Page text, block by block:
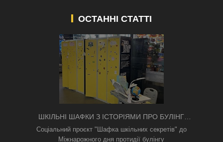
ОСТАННІ СТАТТІ
ШКІЛЬНІ ШАФКИ З ІСТОРІЯМИ ПРО БУЛІНГ
З'ЯВИЛИСЯ В КИЄВІ
Соціальний проєкт "Шафка шкільних секретів" до
Міжнарожного дня протидії булінгу